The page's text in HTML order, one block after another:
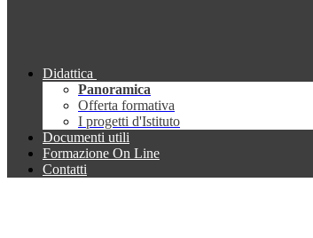
Didattica
Panoramica
Offerta formativa
I progetti d'Istituto
Documenti utili
Formazione On Line
Contatti